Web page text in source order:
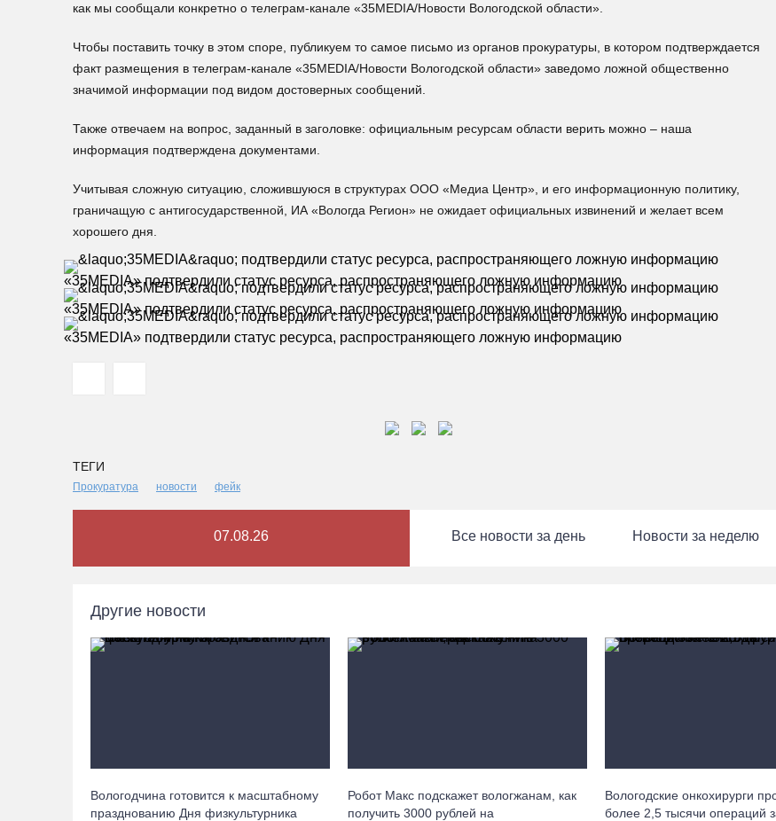
как мы сообщали конкретно о телеграм-канале «35MEDIA/Новости Вологодской области».
Чтобы поставить точку в этом споре, публикуем то самое письмо из органов прокуратуры, в котором подтверждается
факт размещения в телеграм-канале «35MEDIA/Новости Вологодской области» заведомо ложной общественно
значимой информации под видом достоверных сообщений.
Также отвечаем на вопрос, заданный в заголовке: официальным ресурсам области верить можно – наша
информация подтверждена документами.
Учитывая сложную ситуацию, сложившуюся в структурах ООО «Медиа Центр», и его информационную политику,
граничащую с антигосударственной, ИА «Вологда Регион» не ожидает официальных извинений и желает всем
хорошего дня.
«35MEDIA» подтвердили статус ресурса, распространяющего ложную информацию
«35MEDIA» подтвердили статус ресурса, распространяющего ложную информацию
«35MEDIA» подтвердили статус ресурса, распространяющего ложную информацию
ТЕГИ
Прокуратура новости фейк
07.08.26 Все новости за день Новости за неделю
Другие новости
Вологодчина готовится к масштабному
празднованию Дня физкультурника
Робот Макс подскажет вологжанам, как
получить 3000 рублей на
Вологодские онкохирурги
более 2,5 тыcячи операций